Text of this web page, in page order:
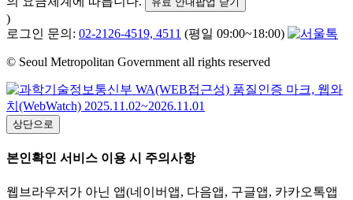
)
로그인 문의: 02-2126-4519, 4511 (평일 09:00~18:00)
© Seoul Metropolitan Government all rights reserved
상단으로
본인확인 서비스 이용 시 주의사항
웹브라우저가 아닌 앱(네이버앱, 다음앱, 구글앱, 카카오톡앱